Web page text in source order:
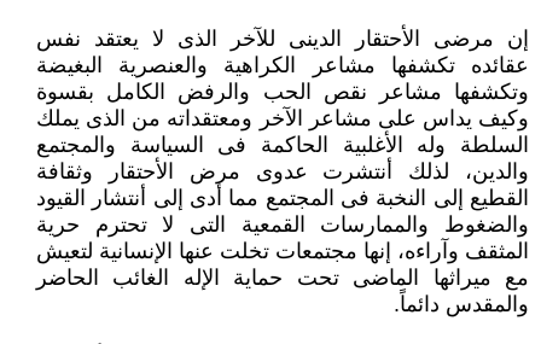
إن مرضى الأحتقار الدينى للآخر الذى لا يعتقد نفس
عقائده تكشفها مشاعر الكراهية والعنصرية البغيضة
وتكشفها مشاعر نقص الحب ‏والرفض الكامل بقسوة
وكيف يداس على مشاعر الآخر ومعتقداته من الذى يملك
السلطة وله الأغلبية الحاكمة فى السياسة والمجتمع
‏والدين، لذلك أنتشرت عدوى مرض الأحتقار وثقافة
القطيع إلى النخبة فى المجتمع مما أدى إلى أنتشار القيود
والضغوط والممارسات ‏القمعية التى لا تحترم حرية
المثقف وآراءه، إنها مجتمعات تخلت عنها الإنسانية لتعيش
مع ميراثها الماضى تحت حماية الإله الغائب ‏الحاضر
والمقدس دائماً.‏